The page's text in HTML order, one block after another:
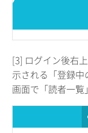
[3] ログイン後右
示される「登録
画面で「読者一覧